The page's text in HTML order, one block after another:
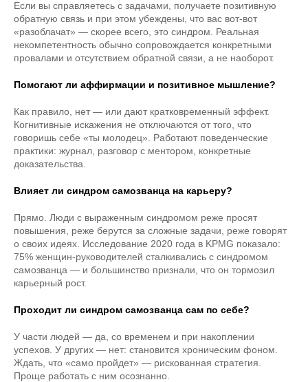
Если вы справляетесь с задачами, получаете позитивную
обратную связь и при этом убеждены, что вас вот-вот
«разоблачат» — скорее всего, это синдром. Реальная
некомпетентность обычно сопровождается конкретными
провалами и отсутствием обратной связи, а не наоборот.
Помогают ли аффирмации и позитивное мышление?
Как правило, нет — или дают кратковременный эффект.
Когнитивные искажения не отключаются от того, что
говоришь себе «ты молодец». Работают поведенческие
практики: журнал, разговор с ментором, конкретные
доказательства.
Влияет ли синдром самозванца на карьеру?
Прямо. Люди с выраженным синдромом реже просят
повышения, реже берутся за сложные задачи, реже говорят
о своих идеях. Исследование 2020 года в KPMG показало:
75% женщин-руководителей сталкивались с синдромом
самозванца — и большинство признали, что он тормозил
карьерный рост.
Проходит ли синдром самозванца сам по себе?
У части людей — да, со временем и при накоплении
успехов. У других — нет: становится хроническим фоном.
Ждать, что «само пройдет» — рискованная стратегия.
Проще работать с ним осознанно.